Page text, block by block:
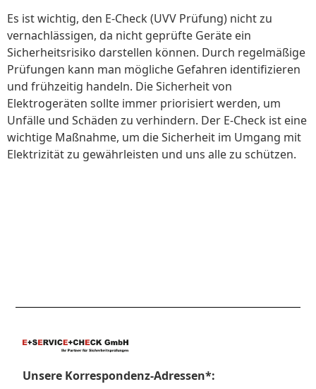
Es ist wichtig, den E-Check (UVV Prüfung) nicht zu
vernachlässigen, da nicht geprüfte Geräte ein
Sicherheitsrisiko darstellen können. Durch regelmäßige
Prüfungen kann man mögliche Gefahren identifizieren
und frühzeitig handeln. Die Sicherheit von
Elektrogeräten sollte immer priorisiert werden, um
Unfälle und Schäden zu verhindern. Der E-Check ist eine
wichtige Maßnahme, um die Sicherheit im Umgang mit
Elektrizität zu gewährleisten und uns alle zu schützen.
Unsere Korrespondenz-Adressen*: